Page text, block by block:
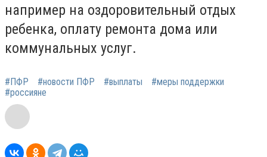
например на оздоровительный отдых
ребенка, оплату ремонта дома или
коммунальных услуг.
#ПФР #новости ПФР #выплаты
#меры поддержки
#россияне